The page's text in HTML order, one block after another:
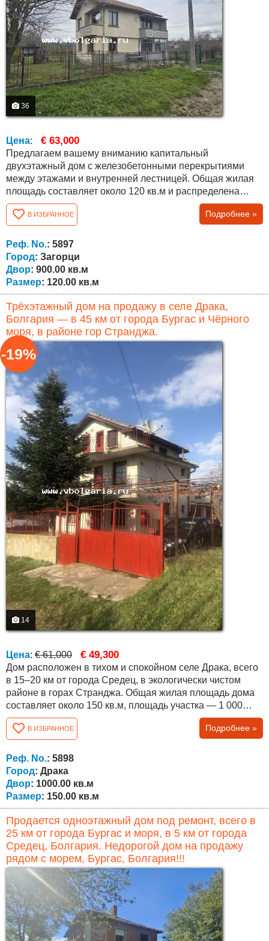
36
Цена: € 63,000
Предлагаем вашему вниманию капитальный
двухэтажный дом с железобетонными перекрытиями
между этажами и внутренней лестницей. Общая жилая
площадь составляет около 120 кв.м и распределена
следующим образом: первый этаж – небольшая кухня,
ванная комната с туалетом, две комнаты и внутренняя
лестница; второй этаж – три комнаты. Дом продаётся с
имеющейся мебелью, представленной на фотографиях.
К дому относится участок площадью...
В ИЗБРАННОЕ Подробнее »
Реф. No.: 5897
Город: Загорци
Двор: 900.00 кв.м
Размер: 120.00 кв.м
Трёхэтажный дом на продажу в селе Драка,
Болгария — в 45 км от города Бургас и Чёрного
моря, в районе гор Странджа.
14
-19%
Цена: € 61,000 € 49,300
Дом расположен в тихом и спокойном селе Драка, всего
в 15–20 км от города Средец, в экологически чистом
районе в горах Странджа. Общая жилая площадь дома
составляет около 150 кв.м, площадь участка — 1 000
кв.м. Лестницы между этажами наружные.
Недвижимость предлагает прекрасный вид на
окружающую местность. Планировка следующая:
Первый этаж — кухня, гостиная, кладовое помещение,
В ИЗБРАННОЕ Подробнее »
Реф. No.: 5898
Город: Драка
Двор: 1000.00 кв.м
Размер: 150.00 кв.м
Продается одноэтажный дом под ремонт, всего в
25 км от города Бургас и моря, в 5 км от города
Средец, Болгария. Недорогой дом на продажу
рядом с морем, Бургас, Болгария!!!